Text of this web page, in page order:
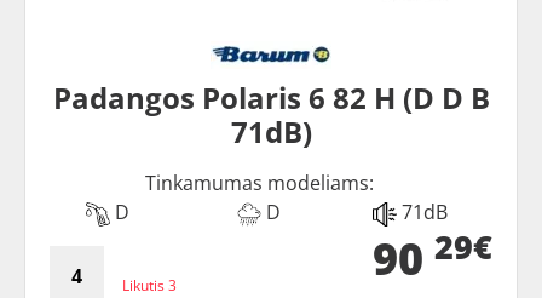
Padangos Polaris 6 82 H (D D B
71dB)
Tinkamumas modeliams:
D
D 71dB
Likutis 3 90 29€